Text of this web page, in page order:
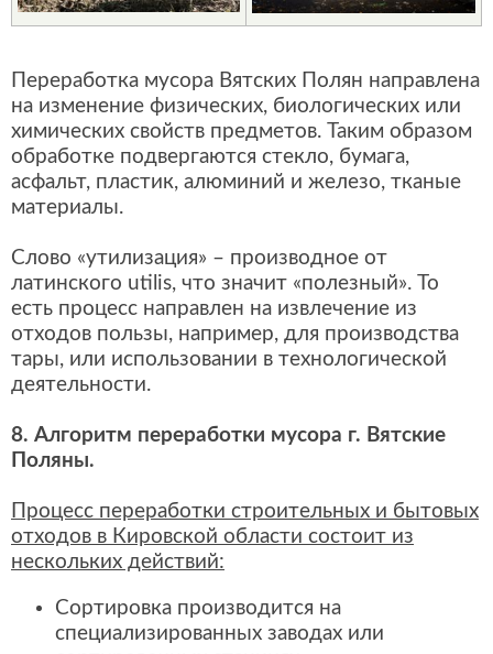
Переработка мусора Вятских Полян направлена
на изменение физических, биологических или
химических свойств предметов. Таким образом
обработке подвергаются стекло, бумага,
асфальт, пластик, алюминий и железо, тканые
материалы.
Слово «утилизация» – производное от
латинского utilis, что значит «полезный». То
есть процесс направлен на извлечение из
отходов пользы, например, для производства
тары, или использовании в технологической
деятельности.
8. Алгоритм переработки мусора г. Вятские
Поляны.
Процесс переработки строительных и бытовых
отходов в Кировской области состоит из
нескольких действий:
Сортировка производится на
специализированных заводах или